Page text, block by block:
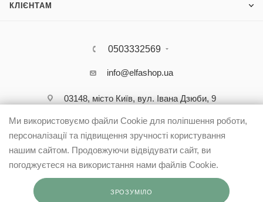
КЛІЄНТАМ
0503332569
info@elfashop.ua
03148, місто Київ, вул. Івана Дзюби, 9
Ми використовуємо файли Cookie для поліпшення роботи,
персоналізації та підвищення зручності користування
нашим сайтом. Продовжуючи відвідувати сайт, ви
погоджуєтеся на використання нами файлів Cookie.
ЗРОЗУМІЛО